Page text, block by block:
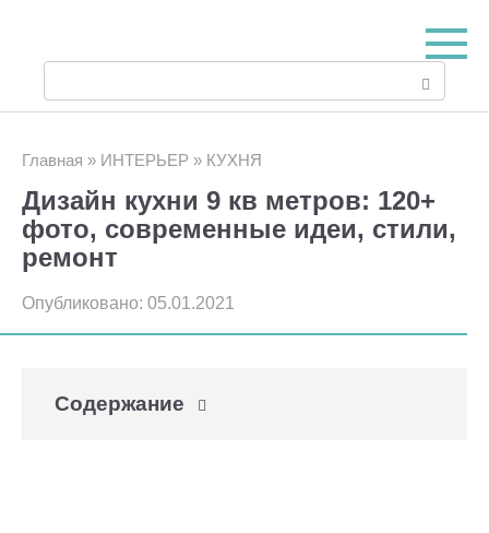
контенту
Главная » ИНТЕРЬЕР » КУХНЯ
Дизайн кухни 9 кв метров: 120+
фото, современные идеи, стили,
ремонт
Опубликовано: 05.01.2021
Содержание